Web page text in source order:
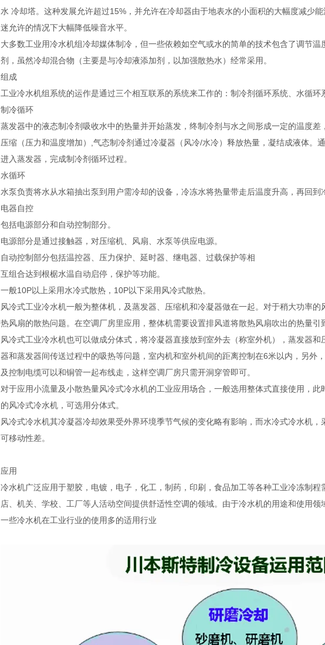
水 冷却塔。这种发展允许超过15%，并允许在冷却器由于地表水的小面积的大幅度减少
迷允许的情况下大幅降低噪音水平。
大多数工业用冷水机组冷却媒体制冷，但一些依赖如空气或水的简单的技术包含了调节
剂，虽然冷却混合物（主要是与冷却液添加剂，以加强散热水）经常采用。
组成
工业冷水机组系统的运作是通过三个相互联系的系统来工作的：制冷剂循环系统、水循环
制冷循环
蒸发器中的液态制冷剂吸收水中的热量并开始蒸发，终制冷剂与水之间形成一定的温度
压缩（压力和温度增加）,气态制冷剂通过冷凝器（风冷/水冷）释放热量，凝结成液体。
进入蒸发器，完成制冷剂循环过程。
水循环
水泵负责将水从水箱抽出泵到用户需冷却的设备，冷冻水将热量带走后温度升高，再回到
电器自控
包括电源部分和自动控制部分。
电源部分是通过接触器，对压缩机、风扇、水泵等供应电源。
自动控制部分包括温控器、压力保护、延时器、继电器、过载保护等相
互组合达到根椐水温自动启停，保护等功能。
一般10P以上采用水冷式散热，10P以下采用风冷式散热。
风冷式工业冷水机一般为整体机，及蒸发器、压缩机和冷凝器做在一起。对于稍大功率
热风扇的散热问题。在空调厂房里应用，整体机需要设置排风道将散热风扇吹出的热量引
风冷式工业冷水机也可以做成分体式，将冷凝器直接放到室外去（称室外机），蒸发器
器和蒸发器间传送过程中的吸热等问题，室内机和室外机间的距离控制在6米以内，另外
及控制电缆可以和铜管一起布线走，这样空调厂房只需开洞穿管即可。
对于应用小流量及小散热量风冷式冷水机的工业应用场合，一般选用整体式直接使用，
的风冷式冷水机，可选用分体式。
风冷式冷水机其冷凝器冷却效果受外界环境季节气候的变化略有影响，而水冷式冷水机
可移动性差。
应用
冷水机广泛应用于塑胶，电镀，电子，化工，制药，印刷，食品加工等各种工业冷冻制
店、机关、学校、工厂等人活动空间提供舒适性空调的领域。由于冷水机的用途和使用
一些冷水机在工业行业的使用多的适用行业